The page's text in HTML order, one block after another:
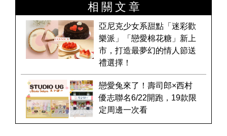
相關文章
亞尼克少女系甜點「迷彩歡
樂派」「戀愛棉花糖」新上
市，打造最夢幻的情人節送
禮選擇！
戀愛兔來了！壽司郎×西村
優志聯名6/22開跑，19款限
定周邊一次看